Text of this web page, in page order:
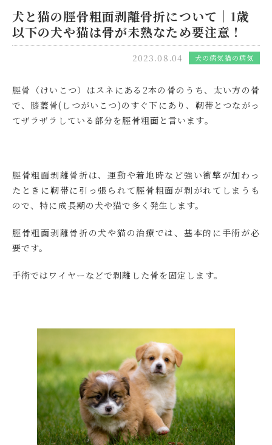
犬と猫の脛骨粗面剥離骨折について｜1歳
以下の犬や猫は骨が未熟なため要注意！
2023.08.04 犬の病気猫の病気
脛骨（けいこつ）はスネにある2本の骨のうち、太い方の骨
で、膝蓋骨(しつがいこつ)のすぐ下にあり、靭帯とつながっ
てザラザラしている部分を脛骨粗面と言います。
脛骨粗面剥離骨折は、運動や着地時など強い衝撃が加わっ
たときに靭帯に引っ張られて脛骨粗面が剥がれてしまうも
ので、特に成長期の犬や猫で多く発生します。
脛骨粗面剥離骨折の犬や猫の治療では、基本的に手術が必
要です。
手術ではワイヤーなどで剥離した骨を固定します。